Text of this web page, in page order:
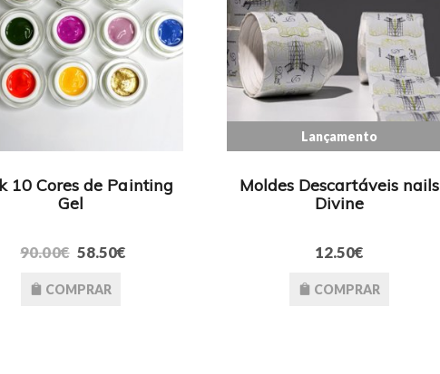
10 Cores de Painting
Gel
90.00€ 58.50€
COMPRAR
Lançamento
Moldes Descartáveis nails
Divine
12.50€
COMPRAR